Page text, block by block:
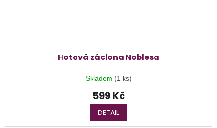
Hotová záclona Noblesa
Skladem (1 ks)
599 Kč
DETAIL